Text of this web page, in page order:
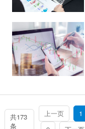
共173
条
上一页 1